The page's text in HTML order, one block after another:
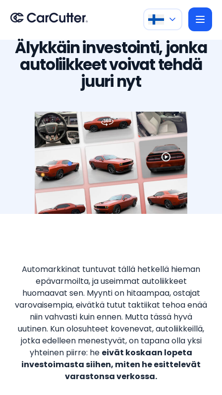
Älykkäin investointi, jonka
autoliikkeet voivat tehdä
juuri nyt
Automarkkinat tuntuvat tällä hetkellä hieman
epävarmoilta, ja useimmat autoliikkeet
huomaavat sen. Myynti on hitaampaa, ostajat
varovaisempia, eivätkä tutut taktiikat tehoa enää
niin vahvasti kuin ennen. Mutta tässä hyvä
uutinen. Kun olosuhteet kovenevat, autoliikkeillä,
jotka edelleen menestyvät, on tapana olla yksi
yhteinen piirre: he eivät koskaan lopeta
investoimasta siihen, miten he esittelevät
varastonsa verkossa.